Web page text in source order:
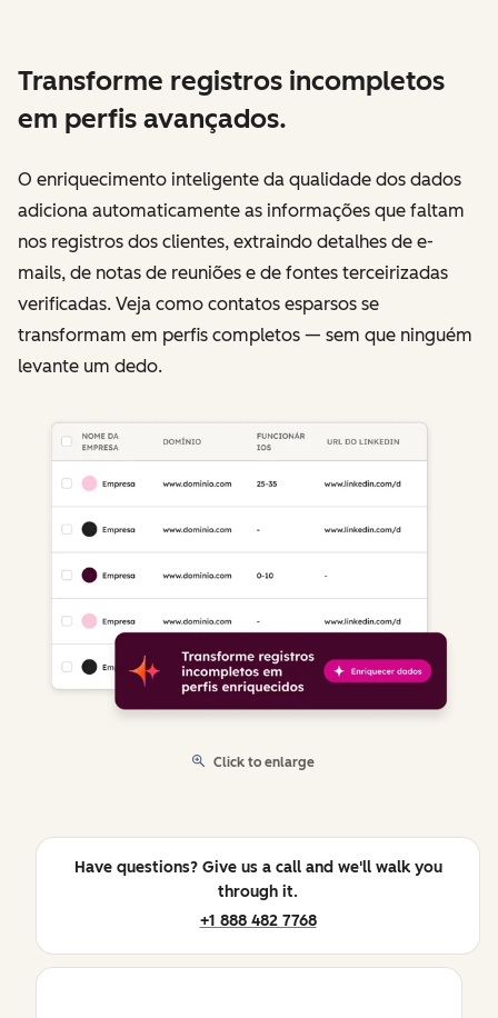
Transforme registros incompletos
em perfis avançados.
O enriquecimento inteligente da qualidade dos dados
adiciona automaticamente as informações que faltam
nos registros dos clientes, extraindo detalhes de e-
mails, de notas de reuniões e de fontes terceirizadas
verificadas. Veja como contatos esparsos se
transformam em perfis completos — sem que ninguém
levante um dedo.
Click to enlarge
Have questions? Give us a call and we'll walk you
through it.
+1 888 482 7768